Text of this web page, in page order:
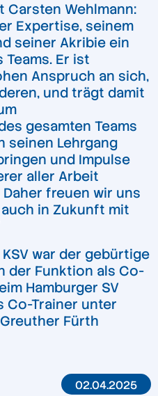
Wehlmann:
Expertise, seinem
seiner Akribie ein
Er ist
Anspruch an sich,
und trägt damit
gesamten Teams
seinen Lehrgang
und Impulse
aller Arbeit
freuen wir uns
in Zukunft mit
war der gebürtige
der Funktion als Co-
Hamburger SV
Co-Trainer unter
Fürth
02.04.2025